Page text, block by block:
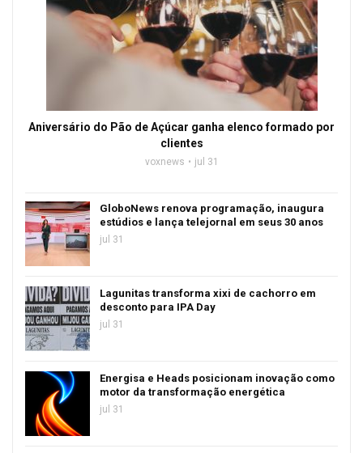
Aniversário do Pão de Açúcar ganha elenco formado por
clientes
voxnews jul 31
GloboNews renova programação, inaugura
estúdios e lança telejornal em seus 30 anos
jul 31
Lagunitas transforma xixi de cachorro em
desconto para IPA Day
jul 31
Energisa e Heads posicionam inovação como
motor da transformação energética
jul 31